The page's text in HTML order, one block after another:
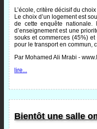
L’école, critère décisif du
Le choix d’un logement est
de cette enquête nationale.
d’enseignement est une
souks et commerces (45%)
pour le transport en commun,
Par Mohamed Ali Mrabi -
lire...
Bientôt une salle